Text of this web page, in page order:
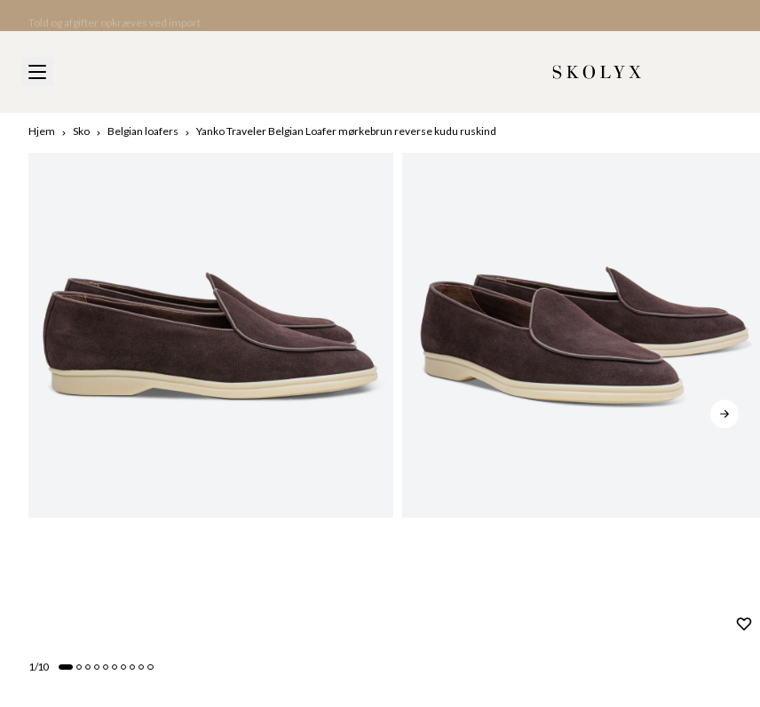
Told og afgifter opkræves ved import
Hjem Sko Belgian loafers Yanko Traveler Belgian Loafer mørkebrun reverse kudu ruskind
1/10